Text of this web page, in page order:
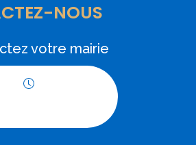
NOUS
votre mairie